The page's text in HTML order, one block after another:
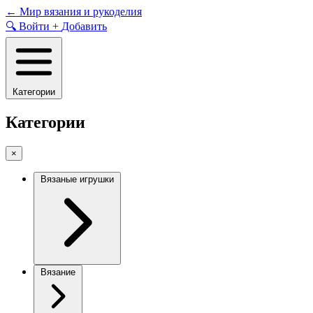
Skip
to
content
← Мир вязания и рукоделия
🔍 Войти + Добавить
Категории
Категории
×
Вязаные игрушки
Вязание